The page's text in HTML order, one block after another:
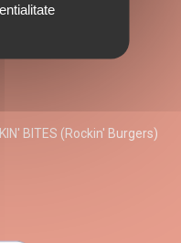
BITES (Rockin' Burgers)